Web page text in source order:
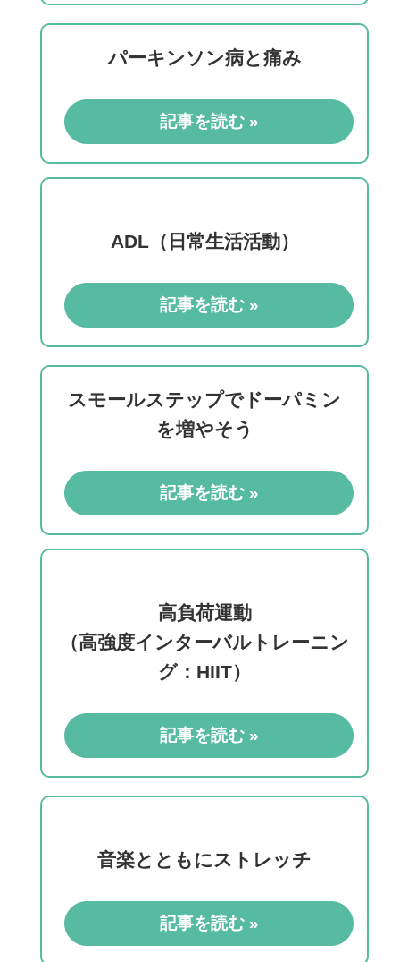
パーキンソン病と痛み
記事を読む »
ADL（日常生活活動）
記事を読む »
スモールステップでドーパミン
を増やそう
記事を読む »
高負荷運動
（高強度インターバルトレーニン
グ：HIIT）
記事を読む »
音楽とともにストレッチ
記事を読む »